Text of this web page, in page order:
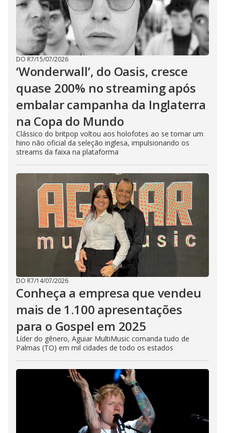
DO R7/15/07/2026
‘Wonderwall’, do Oasis, cresce
quase 200% no streaming após
embalar campanha da Inglaterra
na Copa do Mundo
Clássico do britpop voltou aos holofotes ao se tornar um
hino não oficial da seleção inglesa, impulsionando os
streams da faixa na plataforma
DO R7/14/07/2026
Conheça a empresa que vendeu
mais de 1.100 apresentações
para o Gospel em 2025
Líder do gênero, Aguiar MultiMusic comanda tudo de
Palmas (TO) em mil cidades de todo os estados